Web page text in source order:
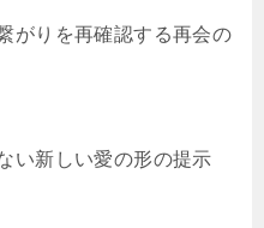
がりを再確認する再会の
い新しい愛の形の提示